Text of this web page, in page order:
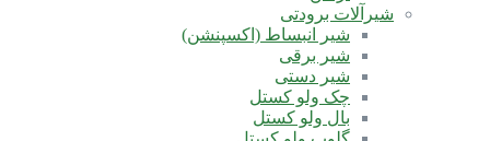
شیرآلات برودتی
شیر انبساط (اکسپنشن)
شیر برقی
شیر دستی
چک ولو کستل
بال ولو کستل